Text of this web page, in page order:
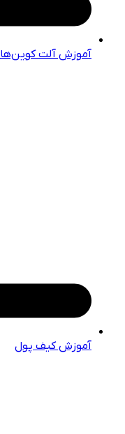
آموزش آلت کوین‌ها
آموزش کیف پول